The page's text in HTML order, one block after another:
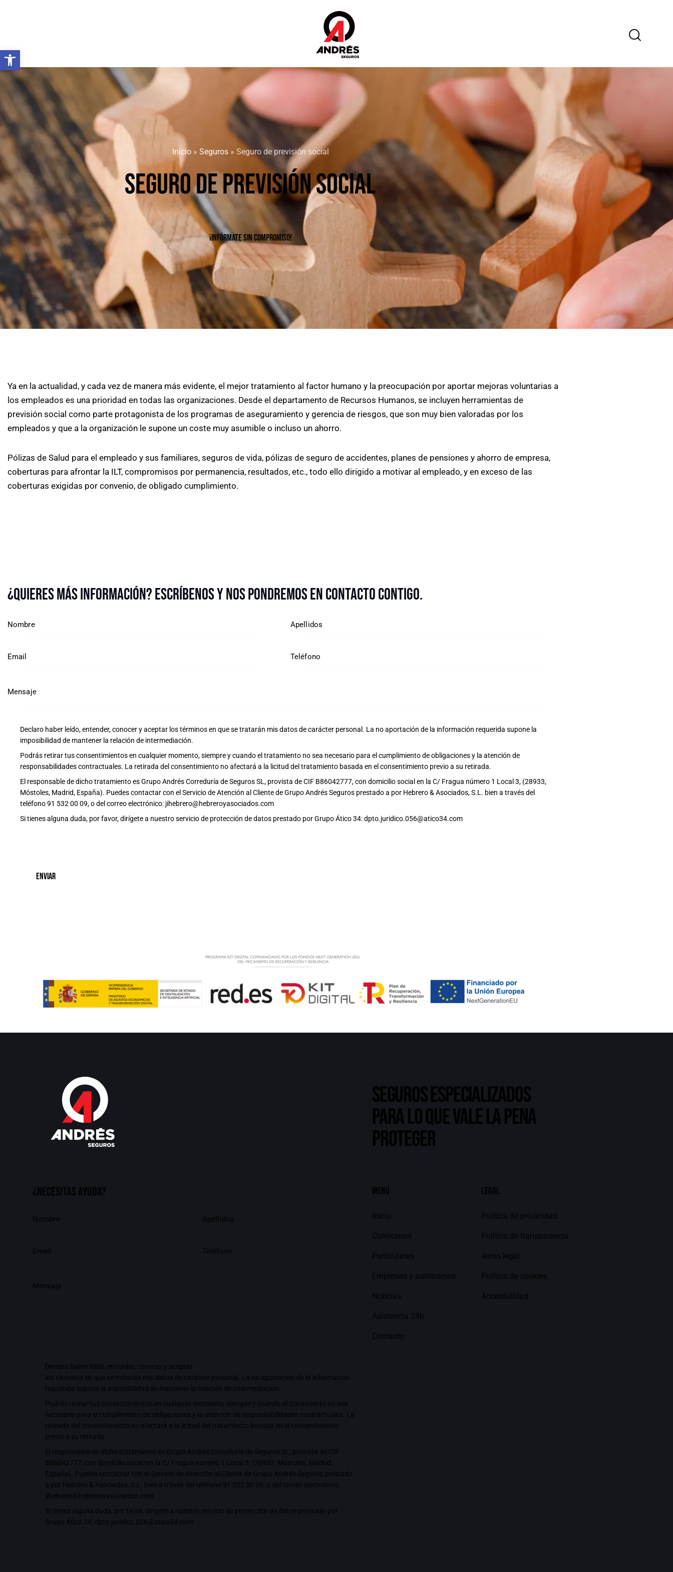
Inicio» Seguros» Seguro de previsión social
SEGURO DE PREVISIÓN SOCIAL
¡INFÓRMATE SIN COMPROMISO!
Ya en la actualidad, y cada vez de manera más evidente, el mejor tratamiento al factor humano y la preocupación por aportar mejoras voluntarias a
los empleados es una prioridad en todas las organizaciones. Desde el departamento de Recursos Humanos, se incluyen herramientas de
previsión social como parte protagonista de los programas de aseguramiento y gerencia de riesgos, que son muy bien valoradas por los
empleados y que a la organización le supone un coste muy asumible o incluso un ahorro.
Pólizas de Salud para el empleado y sus familiares, seguros de vida, pólizas de seguro de accidentes, planes de pensiones y ahorro de empresa,
coberturas para afrontar la ILT, compromisos por permanencia, resultados, etc., todo ello dirigido a motivar al empleado, y en exceso de las
coberturas exigidas por convenio, de obligado cumplimiento.
¿Quieres más información? Escríbenos y nos pondremos en contacto contigo.
Declaro haber leído, entender, conocer y aceptar los términos en que se tratarán mis datos de carácter personal . La no aportación de la información requerida supone la
imposibilidad de mantener la relación de intermediación.
Podrás retirar tus consentimientos en cualquier momento, siempre y cuando el tratamiento no sea necesario para el cumplimiento de obligaciones y la atención de
responsabilidades contractuales. La retirada del consentimiento no afectará a la licitud del tratamiento basada en el consentimiento previo a su retirada.
El responsable de dicho tratamiento es Grupo Andrés Correduría de Seguros SL, provista de CIF B86042777, con domicilio social en la C/ Fragua número 1 Local 3, (28933,
Móstoles, Madrid, España). Puedes contactar con el Servicio de Atención al Cliente de Grupo Andrés Seguros prestado a por Hebrero & Asociados, S.L. bien a través del
teléfono91 532 00 09, o del correo electrónico: jihebrero@hebreroyasociados.com
Si tienes alguna duda, por favor, dirígete a nuestro servicio de protección de datos prestado por Grupo Ático 34:dpto.juridico.056@atico34.com
Seguros especializados
para lo que vale la pena
proteger
¿Necesitas ayuda?
Declaro haber leído, entender, conocer y aceptar
los términos en que se tratarán mis datos de carácter personal
. La no aportación de la información
requerida supone la imposibilidad de mantener la relación de intermediación.
Podrás retirar tus consentimientos en cualquier momento, siempre y cuando el tratamiento no sea
necesario para el cumplimiento de obligaciones y la atención de responsabilidades contractuales. La
retirada del consentimiento no afectará a la licitud del tratamiento basada en el consentimiento
previo a su retirada.
El responsable de dicho tratamiento es Grupo Andrés Correduría de Seguros SL, provista de CIF
B86042777, con domicilio social en la C/ Fragua número 1 Local 3, (28933, Móstoles, Madrid,
España). Puedes contactar con el Servicio de Atención al Cliente de Grupo Andrés Seguros prestado
a por Hebrero & Asociados, S.L. bien a través del teléfono 91 532 00 09, o del correo electrónico:
jihebrero@hebreroyasociados.com
Si tienes alguna duda, por favor, dirígete a nuestro servicio de protección de datos prestado por
Grupo Ático 34: dpto.juridico.056@atico34.com
Menú
Inicio
Conócenos
Particulares
Empresas y autónomos
Noticias
Asistencia 24h
Contacto
Legal
Política de privacidad
Política de transparencia
Aviso legal
Política de cookies
Accesibilidad
Abrir barra de herramientas